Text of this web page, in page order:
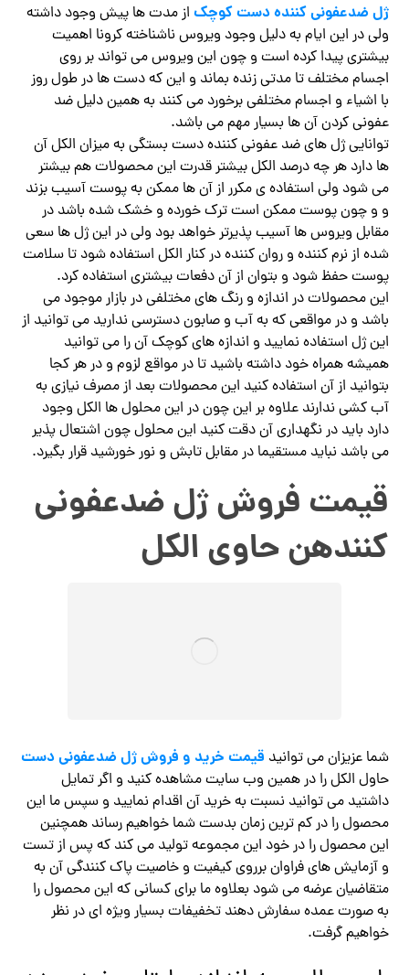
ژل ضدعفونی کننده دست کوچک از مدت ها پیش وجود داشته
ولی در این ایام به دلیل وجود ویروس ناشناخته کرونا اهمیت
بیشتری پیدا کرده است و چون این ویروس می تواند بر روی
اجسام مختلف تا مدتی زنده بماند و این که دست ها در طول روز
با اشیاء و اجسام مختلفی برخورد می کنند به همین دلیل ضد
عفونی کردن آن ها بسیار مهم می باشد.
توانایی ژل های ضد عفونی کننده دست بستگی به میزان الکل آن
ها دارد هر چه درصد الکل بیشتر قدرت این محصولات هم بیشتر
می شود ولی استفاده ی مکرر از آن ها ممکن به پوست آسیب بزند
و و چون پوست ممکن است ترک خورده و خشک شده باشد در
مقابل ویروس ها آسیب پذیرتر خواهد بود ولی در این ژل ها سعی
شده از نرم کننده و روان کننده در کنار الکل استفاده شود تا سلامت
پوست حفظ شود و بتوان از آن دفعات بیشتری استفاده کرد.
این محصولات در اندازه و رنگ های مختلفی در بازار موجود می
باشد و در مواقعی که به آب و صابون دسترسی ندارید می توانید از
این ژل استفاده نمایید و اندازه های کوچک آن را می توانید
همیشه همراه خود داشته باشید تا در مواقع لزوم و در هر کجا
بتوانید از آن استفاده کنید این محصولات بعد از مصرف نیازی به
آب کشی ندارند علاوه بر این چون در این محلول ها الکل وجود
دارد باید در نگهداری آن دقت کنید این محلول چون اشتعال پذیر
می باشد نباید مستقیما در مقابل تابش و نور خورشید قرار بگیرد.
قیمت فروش ژل ضدعفونی
کنندهن حاوی الکل
شما عزیزان می توانید قیمت خرید و فروش ژل ضدعفونی دست
حاول الکل را در همین وب سایت مشاهده کنید و اگر تمایل
داشتید می توانید نسبت به خرید آن اقدام نمایید و سپس ما این
محصول را در کم ترین زمان بدست شما خواهیم رساند همچنین
این محصول را در خود این مجموعه تولید می کند که پس از تست
و آزمایش های فراوان برروی کیفیت و خاصیت پاک کنندگی آن به
متقاضیان عرضه می شود بعلاوه ما برای کسانی که این محصول را
به صورت عمده سفارش دهند تخفیفات بسیار ویژه ای در نظر
خواهیم گرفت.